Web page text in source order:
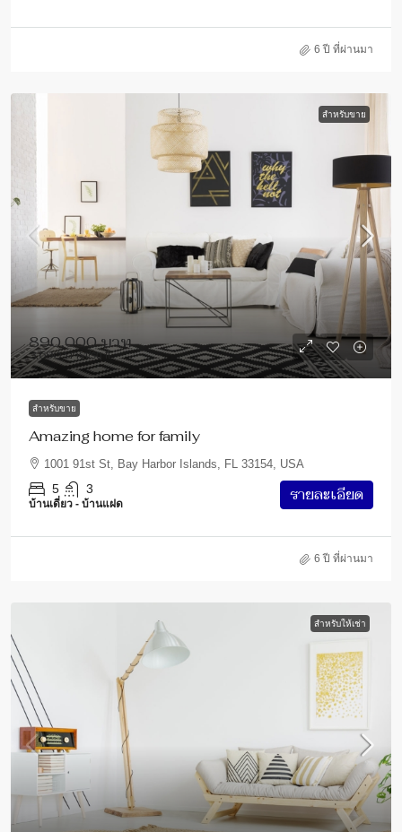
6 ปี ที่ผ่านมา
สำหรับขาย
890,000 บาท
3,690 บาท/sq ft
สำหรับขาย
Amazing home for family
1001 91st St, Bay Harbor Islands, FL 33154, USA
5 3
บ้านเดี่ยว - บ้านแฝด
รายละเอียด
6 ปี ที่ผ่านมา
สำหรับให้เช่า